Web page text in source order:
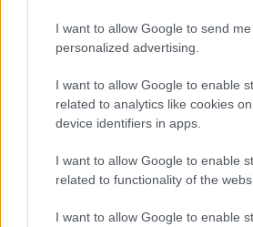
I want to allow Google to send me
personalized advertising.
I want to allow Google to enable
related to analytics like cookies
device identifiers in apps.
I want to allow Google to enable
related to functionality of the
I want to allow Google to enable
Forrás: vaol.hu